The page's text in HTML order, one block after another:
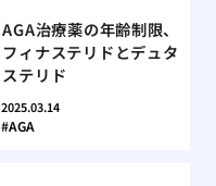
AGA治療薬の年齢制限、
フィナステリドとデュタ
ステリド
2025.03.14
AGA